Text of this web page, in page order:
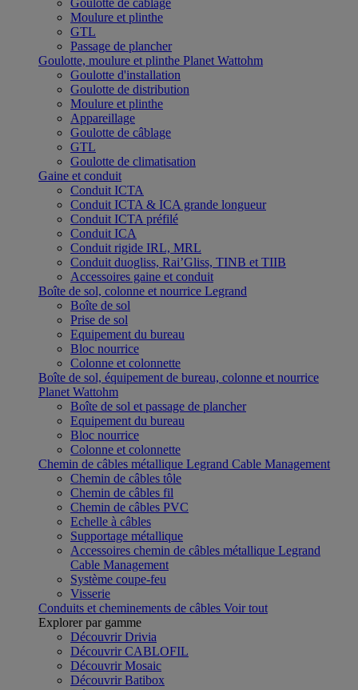
Goulotte de câblage
Moulure et plinthe
GTL
Passage de plancher
Goulotte, moulure et plinthe Planet Wattohm
Goulotte d'installation
Goulotte de distribution
Moulure et plinthe
Appareillage
Goulotte de câblage
GTL
Goulotte de climatisation
Gaine et conduit
Conduit ICTA
Conduit ICTA & ICA grande longueur
Conduit ICTA préfilé
Conduit ICA
Conduit rigide IRL, MRL
Conduit duogliss, Rai’Gliss, TINB et TIIB
Accessoires gaine et conduit
Boîte de sol, colonne et nourrice Legrand
Boîte de sol
Prise de sol
Equipement du bureau
Bloc nourrice
Colonne et colonnette
Boîte de sol, équipement de bureau, colonne et nourrice
Planet Wattohm
Boîte de sol et passage de plancher
Equipement du bureau
Bloc nourrice
Colonne et colonnette
Chemin de câbles métallique Legrand Cable Management
Chemin de câbles tôle
Chemin de câbles fil
Chemin de câbles PVC
Echelle à câbles
Supportage métallique
Accessoires chemin de câbles métallique Legrand
Cable Management
Système coupe-feu
Visserie
Conduits et cheminements de câbles Voir tout
Explorer par gamme
Découvrir Drivia
Découvrir CABLOFIL
Découvrir Mosaic
Découvrir Batibox